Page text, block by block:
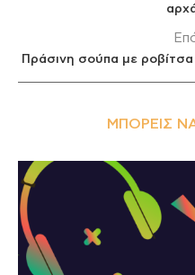
Πράσινη σούπα με ροβίτσα
ΜΠΟΡΕΊΣ